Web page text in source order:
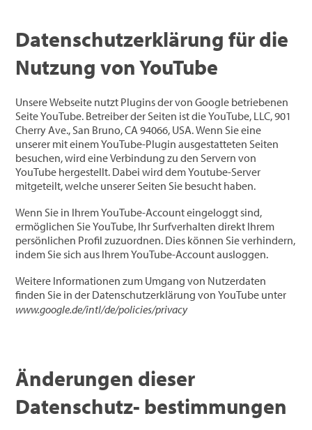
Datenschutzerklärung für die
Nutzung von YouTube
Unsere Webseite nutzt Plugins der von Google betriebenen
Seite YouTube. Betreiber der Seiten ist die YouTube, LLC, 901
Cherry Ave., San Bruno, CA 94066, USA. Wenn Sie eine
unserer mit einem YouTube-Plugin ausgestatteten Seiten
besuchen, wird eine Verbindung zu den Servern von
YouTube hergestellt. Dabei wird dem Youtube-Server
mitgeteilt, welche unserer Seiten Sie besucht haben.
Wenn Sie in Ihrem YouTube-Account eingeloggt sind,
ermöglichen Sie YouTube, Ihr Surfverhalten direkt Ihrem
persönlichen Profil zuzuordnen. Dies können Sie verhindern,
indem Sie sich aus Ihrem YouTube-Account ausloggen.
Weitere Informationen zum Umgang von Nutzerdaten
finden Sie in der Datenschutzerklärung von YouTube unter
www.google.de/intl/de/policies/privacy
Änderungen dieser
Datenschutz- bestimmungen